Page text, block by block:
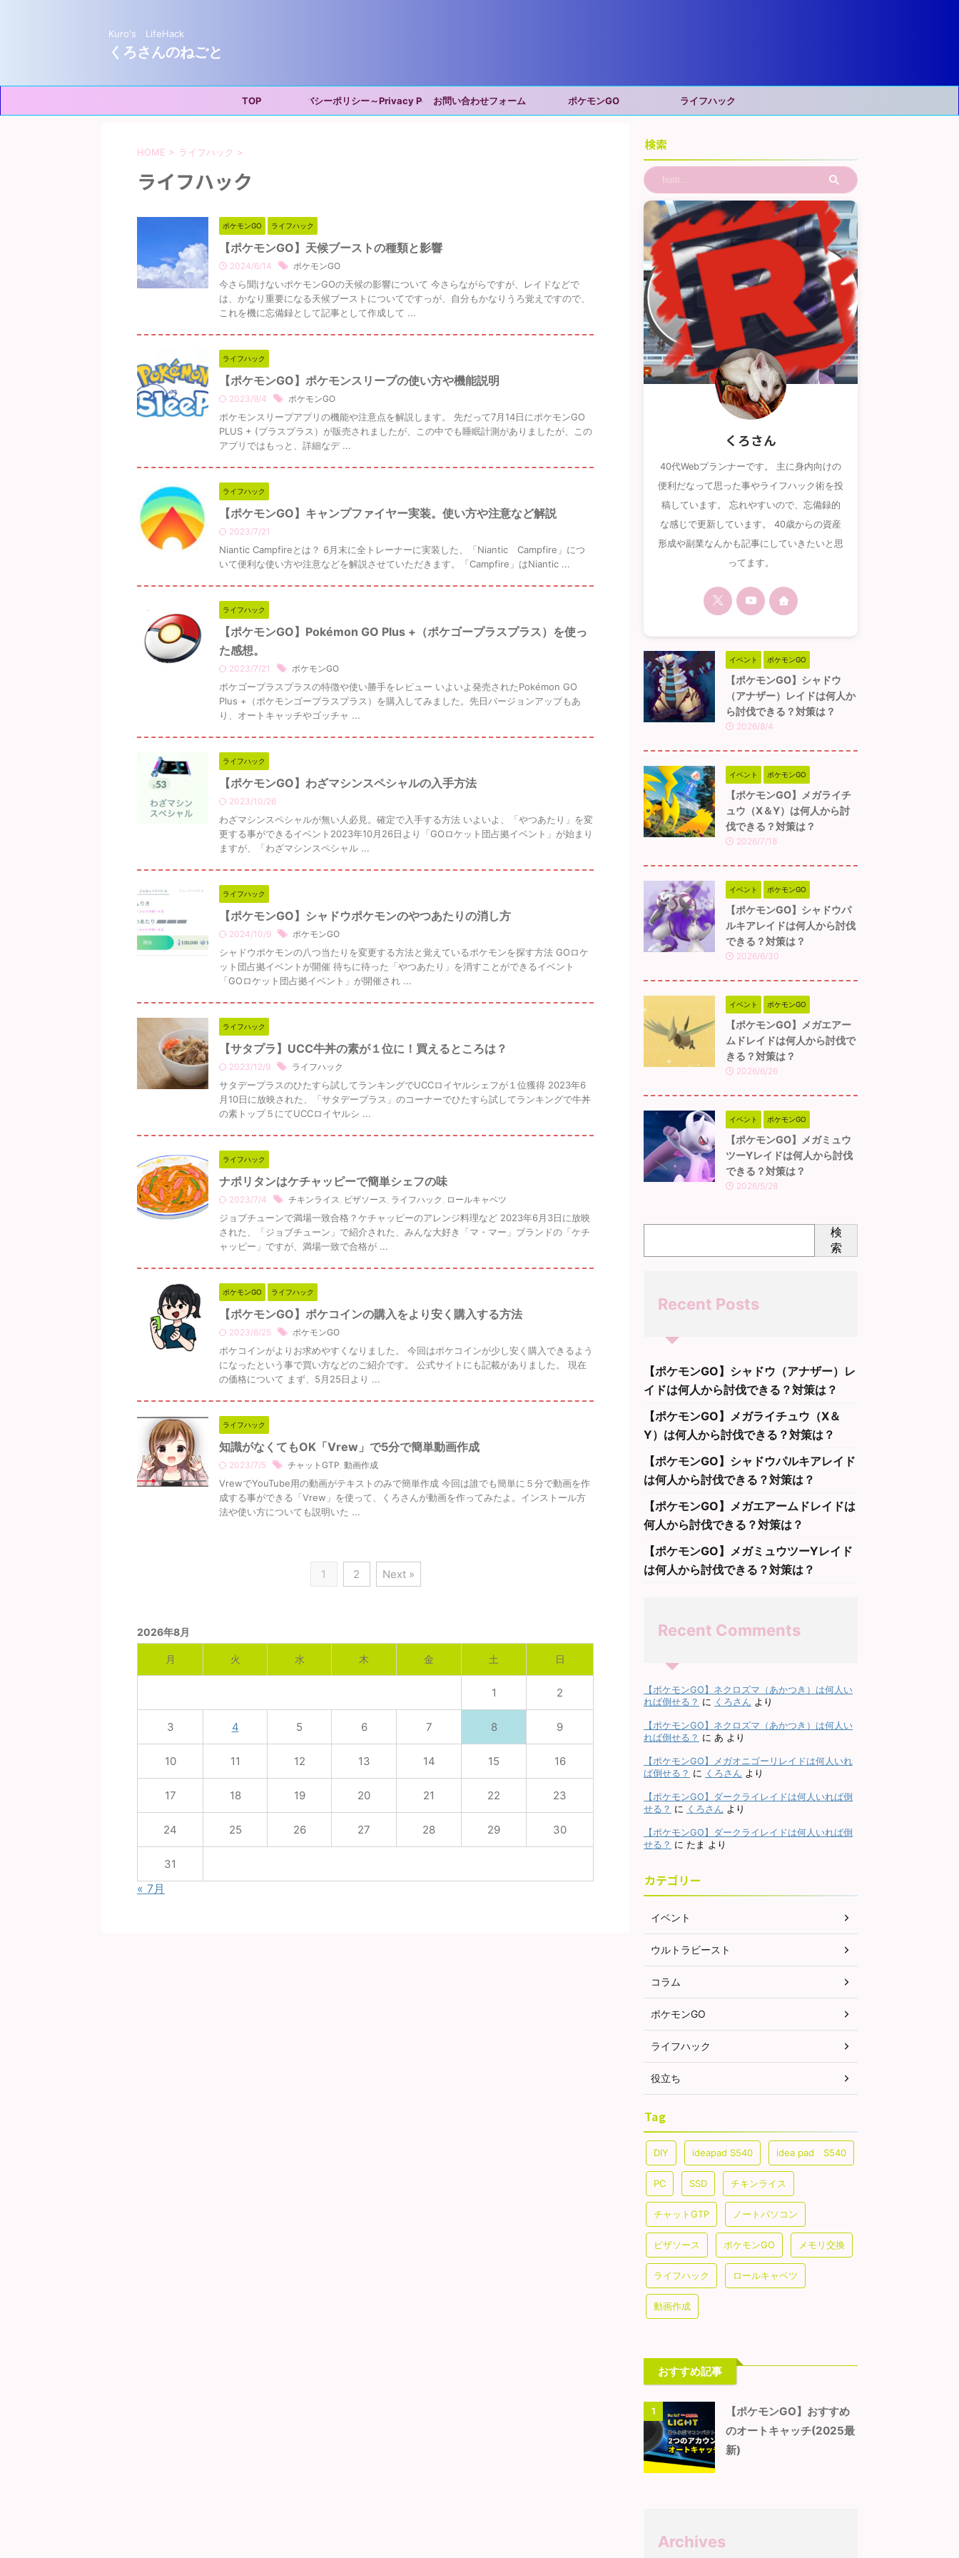
Kuro's LifeHack
くろさんのねごと
TOP プライバシーポリシー～Privacy Policy～お問い合わせフォーム ポケモンGO ライフハック
HOME > ライフハック >
ライフハック
ポケモンGO ライフハック
【ポケモンGO】天候ブーストの種類と影響
2024/6/14 ポケモンGO
今さら聞けないポケモンGOの天候の影響について 今さらながらですが、レイドなどで
は、かなり重要になる天候ブーストについてですっが、自分もかなりうろ覚えですので、
これを機に忘備録として記事として作成して ...
ライフハック
【ポケモンGO】ポケモンスリープの使い方や機能説明
2023/9/4 ポケモンGO
ポケモンスリープアプリの機能や注意点を解説します。 先だって7月14日にポケモンGO
PLUS + (プラスプラス）が販売されましたが、この中でも睡眠計測がありましたが、この
アプリではもっと、詳細なデ ...
ライフハック
【ポケモンGO】キャンプファイヤー実装。使い方や注意など解説
2023/7/21
Niantic Campfireとは？ 6月末に全トレーナーに実装した、「Niantic Campfire」につ
いて便利な使い方や注意などを解説させていただきます。「Campfire」はNiantic ...
ライフハック
【ポケモンGO】Pokémon GO Plus +（ポケゴープラスプラス）を使っ
た感想。
2023/7/21 ポケモンGO
ポケゴープラスプラスの特徴や使い勝手をレビュー いよいよ発売されたPokémon GO
Plus +（ポケモンゴープラスプラス）を購入してみました。先日バージョンアップもあ
り、オートキャッチやゴッチャ ...
ライフハック
【ポケモンGO】わざマシンスペシャルの入手方法
2023/10/26
わざマシンスペシャルが無い人必見。確定で入手する方法 いよいよ、「やつあたり」を変
更する事ができるイベント2023年10月26日より「GOロケット団占拠イベント」が始まり
ますが、「わざマシンスペシャル ...
ライフハック
【ポケモンGO】シャドウポケモンのやつあたりの消し方
2024/10/9 ポケモンGO
シャドウポケモンの八つ当たりを変更する方法と覚えているポケモンを探す方法 GOロケ
ット団占拠イベントが開催 待ちに待った「やつあたり」を消すことができるイベント
「GOロケット団占拠イベント」が開催され ...
ライフハック
【サタプラ】UCC牛丼の素が１位に！買えるところは？
2023/12/9 ライフハック
サタデープラスのひたすら試してランキングでUCCロイヤルシェフが１位獲得 2023年6
月10日に放映された、「サタデープラス」のコーナーでひたすら試してランキングで牛丼
の素トップ５にてUCCロイヤルシ ...
ライフハック
ナポリタンはケチャッピーで簡単シェフの味
2023/7/4 チキンライス, ピザソース, ライフハック , ロールキャベツ
ジョブチューンで満場一致合格？ケチャッピーのアレンジ料理など 2023年6月3日に放映
された、「ジョブチューン」で紹介された、みんな大好き「マ・マー」ブランドの「ケチ
ャッピー」ですが、満場一致で合格が ...
ポケモンGO ライフハック
【ポケモンGO】ポケコインの購入をより安く購入する方法
2023/8/25 ポケモンGO
ポケコインがよりお求めやすくなりました。 今回はポケコインが少し安く購入できるよう
になったという事で買い方などのご紹介です。 公式サイトにも記載がありました。 現在
の価格について まず、5月25日より ...
ライフハック
知識がなくてもOK「Vrew」で5分で簡単動画作成
2023/7/5 チャットGTP, 動画作成
VrewでYouTube用の動画がテキストのみで簡単作成 今回は誰でも簡単に５分で動画を作
成する事ができる「Vrew」を使って、くろさんが動画を作ってみたよ。インストール方
法や使い方についても説明いた ...
1 2 Next »
2026年8月
月 火 水 木 金 土 日
1 2
3 4 5 6 7 8 9
10 11 12 13 14 15 16
17 18 19 20 21 22 23
24 25 26 27 28 29 30
31
« 7月
検索
くろさん
40代Webプランナーです。 主に身内向けの
便利だなって思った事やライフハック術を投
稿しています。 忘れやすいので、忘備録的
な感じで更新しています。 40歳からの資産
形成や副業なんかも記事にしていきたいと思
ってます。
イベント ポケモンGO
【ポケモンGO】シャドウ
（アナザー）レイドは何人か
ら討伐できる？対策は？
2026/8/4
イベント ポケモンGO
【ポケモンGO】メガライチ
ュウ（X＆Y）は何人から討
伐できる？対策は？
2026/7/18
イベント ポケモンGO
【ポケモンGO】シャドウパ
ルキアレイドは何人から討伐
できる？対策は？
2026/6/30
イベント ポケモンGO
【ポケモンGO】メガエアー
ムドレイドは何人から討伐で
きる？対策は？
2026/6/26
イベント ポケモンGO
【ポケモンGO】メガミュウ
ツーYレイドは何人から討伐
できる？対策は？
2026/5/28
検
索
Recent Posts
【ポケモンGO】シャドウ（アナザー）レ
イドは何人から討伐できる？対策は？
【ポケモンGO】メガライチュウ（X＆
Y）は何人から討伐できる？対策は？
【ポケモンGO】シャドウパルキアレイド
は何人から討伐できる？対策は？
【ポケモンGO】メガエアームドレイドは
何人から討伐できる？対策は？
【ポケモンGO】メガミュウツーYレイド
は何人から討伐できる？対策は？
Recent Comments
【ポケモンGO】ネクロズマ（あかつき）は何人い
れば倒せる？ に くろさん より
【ポケモンGO】ネクロズマ（あかつき）は何人い
れば倒せる？ に あ より
【ポケモンGO】メガオニゴーリレイドは何人いれ
ば倒せる？ に くろさん より
【ポケモンGO】ダークライレイドは何人いれば倒
せる？ に くろさん より
【ポケモンGO】ダークライレイドは何人いれば倒
せる？ に たま より
カテゴリー
イベント
ウルトラビースト
コラム
ポケモンGO
ライフハック
役立ち
Tag
DIY ideapad S540 idea pad S540
PC SSD チキンライス
チャットGTP ノートパソコン
ピザソース ポケモンGO メモリ交換
ライフハック ロールキャベツ
動画作成
おすすめ記事
1
【ポケモンGO】おすすめ
のオートキャッチ(2025最
新)
Archives